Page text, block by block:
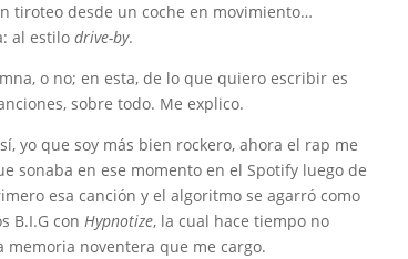
tiroteo desde un coche en movimiento…
al estilodrive-by.
o no; en esta, de lo que quiero escribir es
sobre todo. Me explico.
yo que soy más bien rockero, ahora el rap me
sonaba en ese momento en el Spotify luego de
esa canción y el algoritmo se agarró como
B.I.G conHypnotize, la cual hace tiempo no
memoria noventera que me cargo.